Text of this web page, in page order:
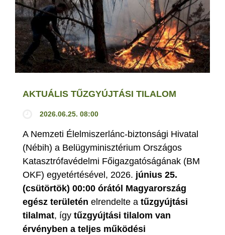
AKTUÁLIS TŰZGYÚJTÁSI TILALOM
2026.06.25. 08:00
A Nemzeti Élelmiszerlánc-biztonsági Hivatal
(Nébih) a Belügyminisztérium Országos
Katasztrófavédelmi Főigazgatóságának (BM
OKF) egyetértésével, 2026. június 25.
(csütörtök) 00:00 órától Magyarország
egész területén elrendelte a tűzgyújtási
tilalmat, így tűzgyújtási tilalom van
érvényben a teljes működési